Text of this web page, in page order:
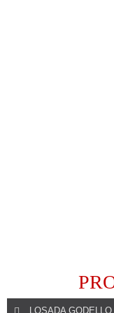
LOSADA